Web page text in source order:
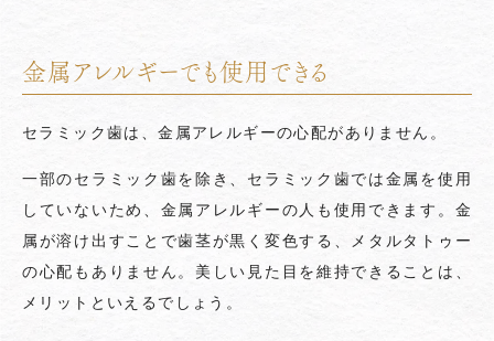
金属アレルギーでも使用できる
セラミック歯は、金属アレルギーの心配がありません。
一部のセラミック歯を除き、セラミック歯では金属を使用
していないため、金属アレルギーの人も使用できます。金
属が溶け出すことで歯茎が黒く変色する、メタルタトゥー
の心配もありません。美しい見た目を維持できることは、
メリットといえるでしょう。